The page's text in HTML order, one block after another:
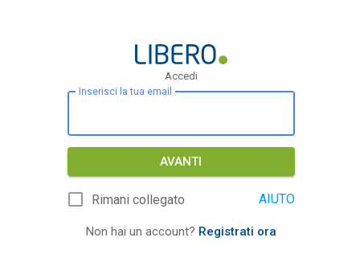
Accedi
Inserisci la tua email
AVANTI
Rimani collegato AIUTO
Non hai un account? Registrati ora